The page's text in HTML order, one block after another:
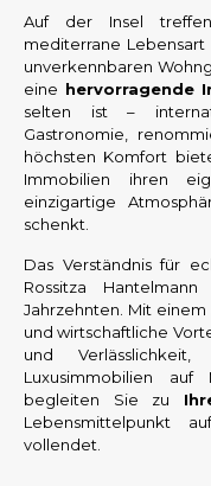
Auf der Insel
mediterrane
unverkennbaren
eine hervorragende
selten ist –
Gastronomie,
höchsten Komfort
Immobilien ihren
einzigartige
schenkt.
Das Verständnis für
Rossitza
Jahrzehnten. Mit
und wirtschaftliche
und
Luxusimmobilien
begleiten Sie zu
Lebensmittelpunkt
vollendet.